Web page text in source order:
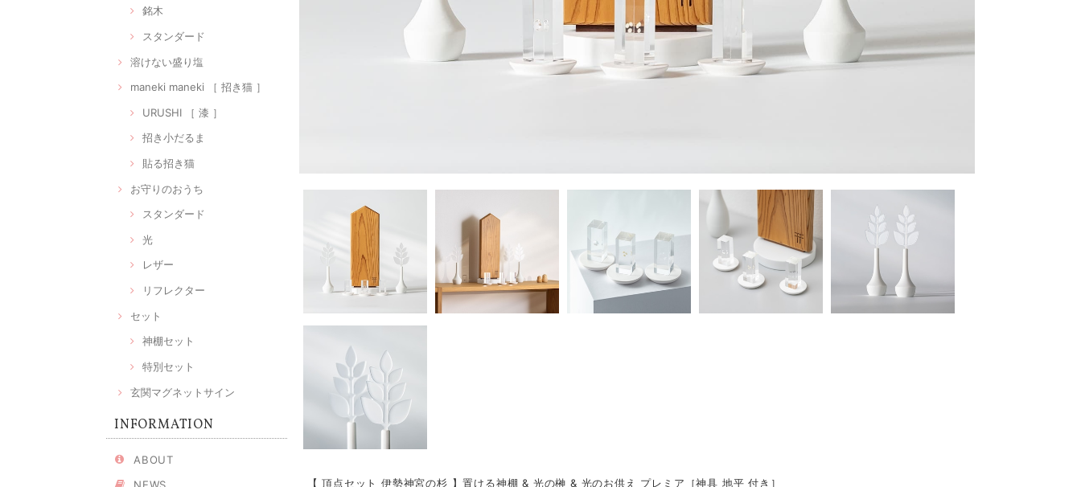
銘木
スタンダード
溶けない盛り塩
maneki maneki ［ 招き猫 ］
URUSHI ［ 漆 ］
招き小だるま
貼る招き猫
お守りのおうち
スタンダード
光
レザー
リフレクター
セット
神棚セット
特別セット
玄関マグネットサイン
INFORMATION
ABOUT
NEWS
【 頂点セット 伊勢神宮の杉 】置ける神棚 & 光の榊 & 光のお供え プレミア［神具 地平 付き］